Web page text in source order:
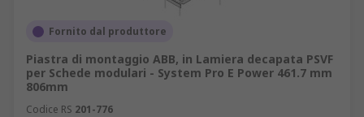
Fornito dal produttore
Piastra di montaggio ABB, in Lamiera decapata PSVF
per Schede modulari - System Pro E Power 461.7 mm
806mm
Codice RS 201-776